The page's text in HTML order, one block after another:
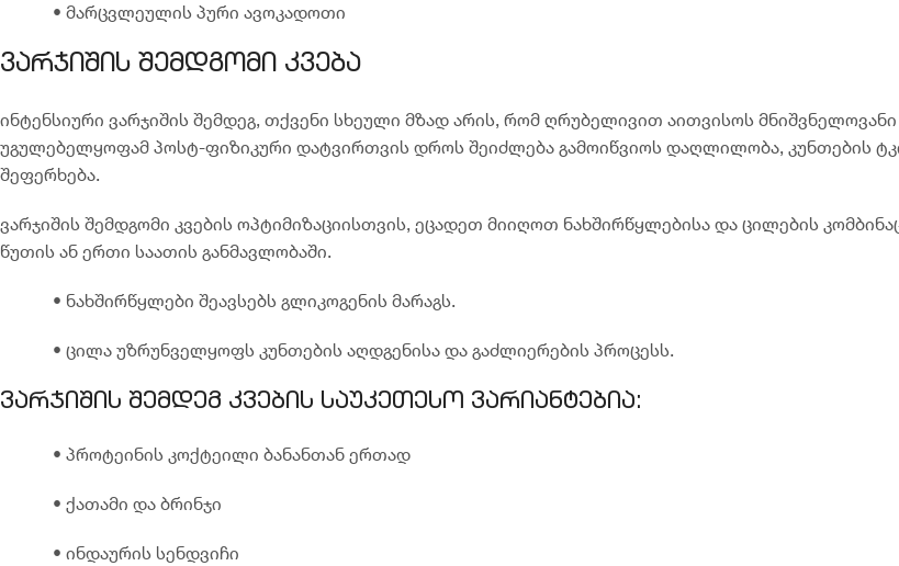
• მარცვლეულის პური ავოკადოთი
ვარჯიშის შემდგომი კვება
ინტენსიური ვარჯიშის შემდეგ, თქვენი სხეული მზად არის, რომ ღრუბელივით აითვისოს მნიშვნელოვანი
უგულებელყოფამ პოსტ-ფიზიკური დატვირთვის დროს შეიძლება გამოიწვიოს დაღლილობა, კუნთების
შეფერხება.
ვარჯიშის შემდგომი კვების ოპტიმიზაციისთვის, ეცადეთ მიიღოთ ნახშირწყლებისა და ცილების
წუთის ან ერთი საათის განმავლობაში.
• ნახშირწყლები შეავსებს გლიკოგენის მარაგს.
• ცილა უზრუნველყოფს კუნთების აღდგენისა და გაძლიერების პროცესს.
ვარჯიშის შემდეგ კვების საუკეთესო ვარიანტებია:
• პროტეინის კოქტეილი ბანანთან ერთად
• ქათამი და ბრინჯი
• ინდაურის სენდვიჩი